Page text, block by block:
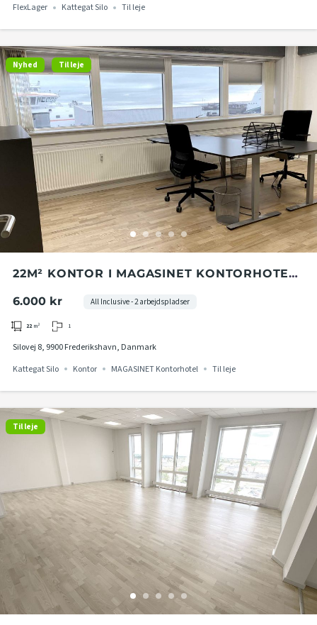
FlexLager
Kattegat Silo Til leje
Nyhed Til leje
22M² KONTOR I MAGASINET KONTORHOTEL
6.000 kr
All Inclusive - 2 arbejdspladser
22 m² 1
Silovej 8, 9900 Frederikshavn, Danmark
Kattegat Silo
Kontor MAGASINET Kontorhotel Til leje
Til leje